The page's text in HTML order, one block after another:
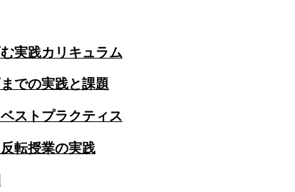
実践カリキュラム
での実践と課題
ストプラクティス
転授業の実践